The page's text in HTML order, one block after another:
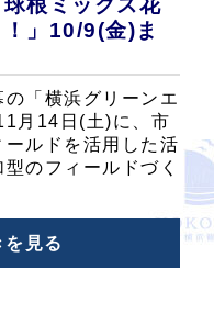
根ミックス花
」10/9(金)ま
「横浜グリーンエ
月14日(土)に、市
ルドを活用した活
のフィールドづく
を見る